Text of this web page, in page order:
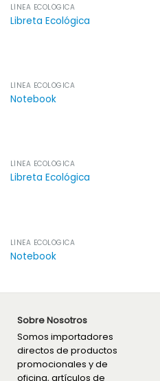
LÍNEA ECOLÓGICA
Libreta Ecológica
LÍNEA ECOLÓGICA
Notebook
LÍNEA ECOLÓGICA
Libreta Ecológica
LÍNEA ECOLÓGICA
Notebook
Sobre Nosotros
Somos importadores
directos de productos
promocionales y de
oficina, artículos de